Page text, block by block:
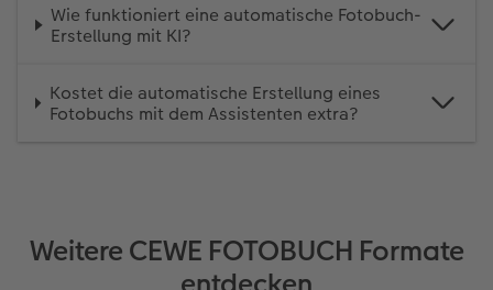
Wie funktioniert eine automatische Fotobuch-
Erstellung mit KI?
Kostet die automatische Erstellung eines
Fotobuchs mit dem Assistenten extra?
Weitere CEWE FOTOBUCH Formate